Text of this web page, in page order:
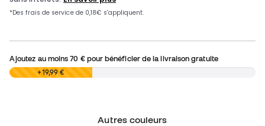
Ajoutez au moins70 €pour bénéficier de la livraison gratuite
0,00 € +19,99 €
Autres couleurs